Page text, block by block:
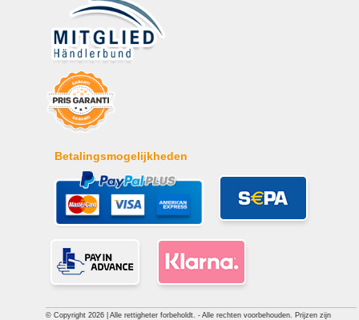
Betalingsmogelijkheden
© Copyright 2026 | Alle rettigheter forbeholdt. - Alle rechten voorbehouden. Prijzen zijn